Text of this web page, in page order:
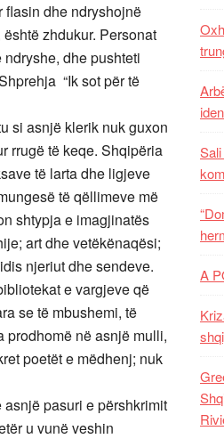
flasin dhe ndryshojnë
zhdukur. Personat
dhe pushteti
“Ik sot për të
si asnjë klerik nuk guxon
rrugë të keqe. Shqipëria
të larta dhe ligjeve
të qëllimeve më
shtypja e imagjinatës
art dhe vetëkënaqësi;
njeriut dhe sendeve.
e vargjeve që
se të mbushemi, të
prodhomë në asnjë mulli,
poetët e mëdhenj; nuk
pasuri e përshkrimit
u vunë veshin
A